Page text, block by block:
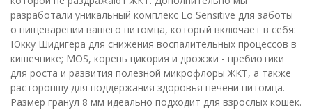
разработали уникальный комплекс Eo Sensitive для заботы
о пищеварении вашего питомца, который включает в себя:
Юкку Шидигера для снижения воспалительных процессов в
кишечнике; MOS, корень цикория и дрожжи - пребиотики
для роста и развития полезной микрофлоры ЖКТ, а также
расторопшу для поддержания здоровья печени питомца.
Размер гранул 8 мм идеально подходит для взрослых кошек.